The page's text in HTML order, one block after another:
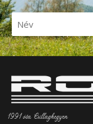
1991 óta Csillaghegyen